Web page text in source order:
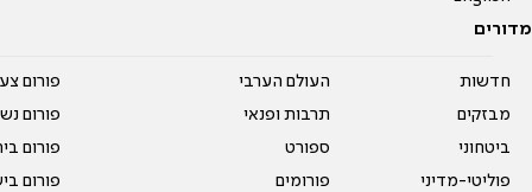
מדורים
חדשות
מבזקים
ביטחוני
פוליטי-מדיני
העולם הערבי
תרבות ופנאי
ספורט
פורומים
פורום
פורום
פורום
פורום